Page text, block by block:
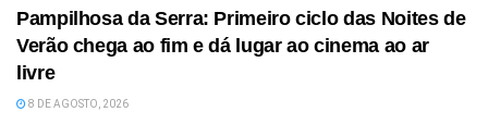
Pampilhosa da Serra: Primeiro ciclo das Noites de
Verão chega ao fim e dá lugar ao cinema ao ar
livre
8 DE AGOSTO, 2026